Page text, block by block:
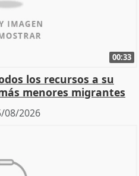
00:33
los recursos a su
menores migrantes
08/2026